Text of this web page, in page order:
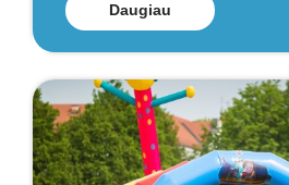
Daugiau